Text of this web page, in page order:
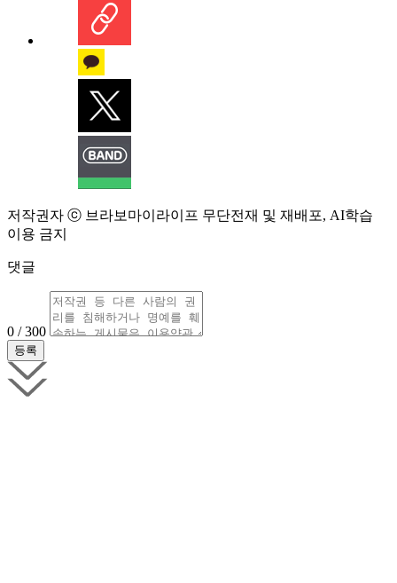
저작권자 ⓒ 브라보마이라이프 무단전재 및 재배포, AI학습
이용 금지
댓글
0 / 300